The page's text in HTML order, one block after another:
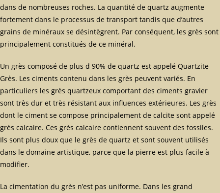
dans de nombreuses roches. La quantité de quartz augmente
fortement dans le processus de transport tandis que d’autres
grains de minéraux se désintègrent. Par conséquent, les grès sont
principalement constitués de ce minéral.
Un grès composé de plus d 90% de quartz est appelé Quartzite
Grès. Les ciments contenu dans les grès peuvent variés. En
particuliers les grès quartzeux comportant des ciments gravier
sont très dur et très résistant aux influences extérieures. Les grès
dont le ciment se compose principalement de calcite sont appelé
grès calcaire. Ces grès calcaire contiennent souvent des fossiles.
Ils sont plus doux que le grès de quartz et sont souvent utilisés
dans le domaine artistique, parce que la pierre est plus facile à
modifier.
La cimentation du grès n’est pas uniforme. Dans les grand